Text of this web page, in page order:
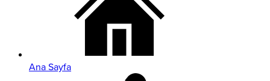
Ana Sayfa